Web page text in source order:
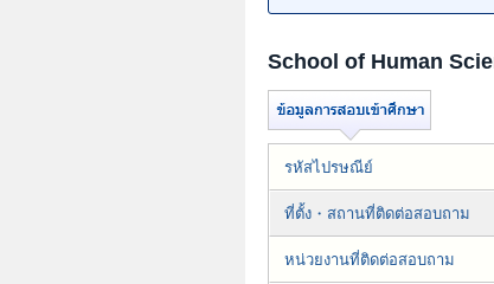
School of Human
รหัสไปรษณีย์
ที่ตั้ง・สถานที่ติดต่อสอบถาม
หน่วยงานที่ติดต่อสอบถาม